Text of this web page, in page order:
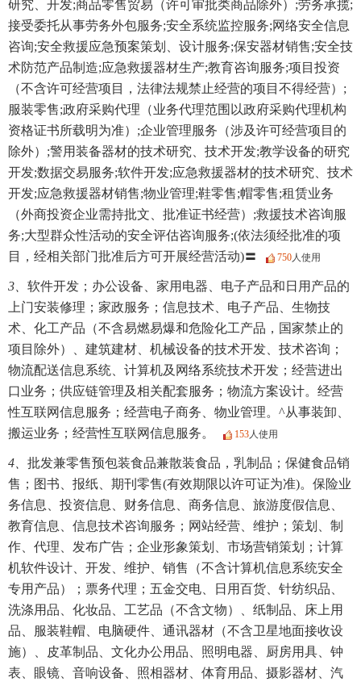
研究、开发;商品零售贸易（许可审批类商品除外）;劳务承揽;
接受委托从事劳务外包服务;安全系统监控服务;网络安全信息
咨询;安全救援应急预案策划、设计服务;保安器材销售;安全技
术防范产品制造;应急救援器材生产;教育咨询服务;项目投资
（不含许可经营项目，法律法规禁止经营的项目不得经营）;
服装零售;政府采购代理（业务代理范围以政府采购代理机构
资格证书所载明为准）;企业管理服务（涉及许可经营项目的
除外）;警用装备器材的技术研究、技术开发;教学设备的研究
开发;数据交易服务;软件开发;应急救援器材的技术研究、技术
开发;应急救援器材销售;物业管理;鞋零售;帽零售;租赁业务
（外商投资企业需持批文、批准证书经营）;救援技术咨询服
务;大型群众性活动的安全评估咨询服务;(依法须经批准的项
目，经相关部门批准后方可开展经营活动)〓
750人使用
3、 软件开发；办公设备、家用电器、电子产品和日用产品的
上门安装修理；家政服务；信息技术、电子产品、生物技
术、化工产品（不含易燃易爆和危险化工产品，国家禁止的
项目除外）、建筑建材、机械设备的技术开发、技术咨询；
物流配送信息系统、计算机及网络系统技术开发；经营进出
口业务；供应链管理及相关配套服务；物流方案设计。经营
性互联网信息服务；经营电子商务、物业管理。^从事装卸、
搬运业务；经营性互联网信息服务。
153人使用
4、 批发兼零售预包装食品兼散装食品，乳制品；保健食品销
售；图书、报纸、期刊零售(有效期限以许可证为准)。保险业
务信息、投资信息、财务信息、商务信息、旅游度假信息、
教育信息、信息技术咨询服务；网站经营、维护；策划、制
作、代理、发布广告；企业形象策划、市场营销策划；计算
机软件设计、开发、维护、销售（不含计算机信息系统安全
专用产品）；票务代理；五金交电、日用百货、针纺织品、
洗涤用品、化妆品、工艺品（不含文物）、纸制品、床上用
品、服装鞋帽、电脑硬件、通讯器材（不含卫星地面接收设
施）、皮革制品、文化办公用品、照明电器、厨房用具、钟
表、眼镜、音响设备、照相器材、体育用品、摄影器材、汽